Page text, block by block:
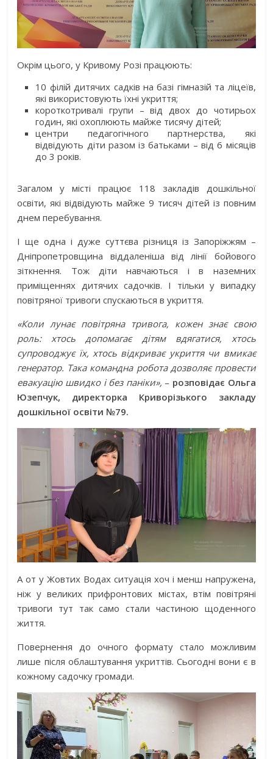
Окрім цього, у Кривому Розі працюють:
10 філій дитячих садків на базі гімназій та ліцеїв,
які використовують їхні укриття;
короткотривалі групи – від двох до чотирьох
годин, які охоплюють майже тисячу дітей;
центри педагогічного партнерства, які
відвідують діти разом із батьками – від 6 місяців
до 3 років.
Загалом у місті працює 118 закладів дошкільної
освіти, які відвідують майже 9 тисяч дітей із повним
днем перебування.
І ще одна і дуже суттєва різниця із Запоріжжям –
Дніпропетровщина віддаленіша від лінії бойового
зіткнення. Тож діти навчаються і в наземних
приміщеннях дитячих садочків. І тільки у випадку
повітряної тривоги спускаються в укриття.
«Коли лунає повітряна тривога, кожен знає свою
роль: хтось допомагає дітям вдягатися, хтось
супроводжує їх, хтось відкриває укриття чи вмикає
генератор. Така командна робота дозволяє провести
евакуацію швидко і без паніки», – розповідає Ольга
Юзепчук, директорка Криворізького закладу
дошкільної освіти №79.
А от у Жовтих Водах ситуація хоч і менш напружена,
ніж у великих прифронтових містах, втім повітряні
тривоги тут так само стали частиною щоденного
життя.
Повернення до очного формату стало можливим
лише після облаштування укриттів. Сьогодні вони є в
кожному садочку громади.